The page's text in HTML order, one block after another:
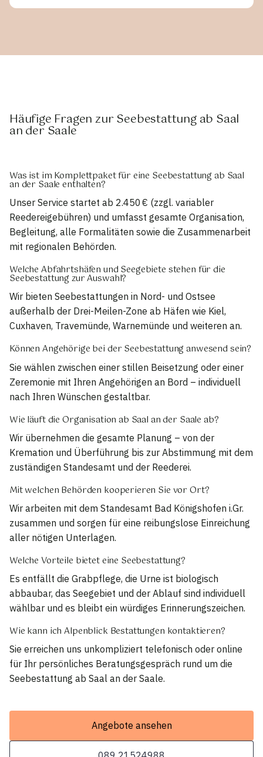
Häufige Fragen zur Seebestattung ab Saal
an der Saale
Was ist im Komplettpaket für eine Seebestattung ab Saal
an der Saale enthalten?
Unser Service startet ab 2.450 € (zzgl. variabler
Reedereigebühren) und umfasst gesamte Organisation,
Begleitung, alle Formalitäten sowie die Zusammenarbeit
mit regionalen Behörden.
Welche Abfahrtshäfen und Seegebiete stehen für die
Seebestattung zur Auswahl?
Wir bieten Seebestattungen in Nord- und Ostsee
außerhalb der Drei-Meilen-Zone ab Häfen wie Kiel,
Cuxhaven, Travemünde, Warnemünde und weiteren an.
Können Angehörige bei der Seebestattung anwesend sein?
Sie wählen zwischen einer stillen Beisetzung oder einer
Zeremonie mit Ihren Angehörigen an Bord – individuell
nach Ihren Wünschen gestaltbar.
Wie läuft die Organisation ab Saal an der Saale ab?
Wir übernehmen die gesamte Planung – von der
Kremation und Überführung bis zur Abstimmung mit dem
zuständigen Standesamt und der Reederei.
Mit welchen Behörden kooperieren Sie vor Ort?
Wir arbeiten mit dem Standesamt Bad Königshofen i.Gr.
zusammen und sorgen für eine reibungslose Einreichung
aller nötigen Unterlagen.
Welche Vorteile bietet eine Seebestattung?
Es entfällt die Grabpflege, die Urne ist biologisch
abbaubar, das Seegebiet und der Ablauf sind individuell
wählbar und es bleibt ein würdiges Erinnerungszeichen.
Wie kann ich Alpenblick Bestattungen kontaktieren?
Sie erreichen uns unkompliziert telefonisch oder online
für Ihr persönliches Beratungsgespräch rund um die
Seebestattung ab Saal an der Saale.
Angebote ansehen